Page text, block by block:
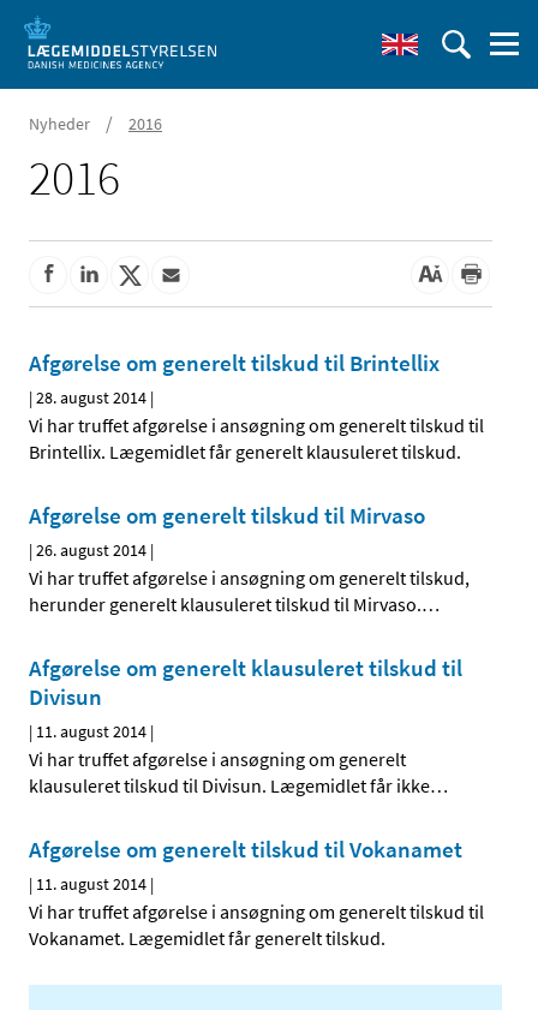
Nyheder / 2016
2016
Afgørelse om generelt tilskud til Brintellix
|28. august 2014 |
Vi har truffet afgørelse i ansøgning om generelt tilskud til
Brintellix. Lægemidlet får generelt klausuleret tilskud.
Afgørelse om generelt tilskud til Mirvaso
|26. august 2014 |
Vi har truffet afgørelse i ansøgning om generelt tilskud,
herunder generelt klausuleret tilskud til Mirvaso.…
Afgørelse om generelt klausuleret tilskud til
Divisun
| 11. august 2014 |
Vi har truffet afgørelse i ansøgning om generelt
klausuleret tilskud til Divisun. Lægemidlet får ikke…
Afgørelse om generelt tilskud til Vokanamet
| 11. august 2014 |
Vi har truffet afgørelse i ansøgning om generelt tilskud til
Vokanamet. Lægemidlet får generelt tilskud.